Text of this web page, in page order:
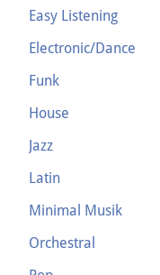
Easy Listening
Electronic/Dance
Funk
House
Jazz
Latin
Minimal Musik
Orchestral